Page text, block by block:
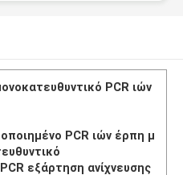
PCR ιών
PCR ιών έρπη μ
εξάρτηση ανίχνευσης